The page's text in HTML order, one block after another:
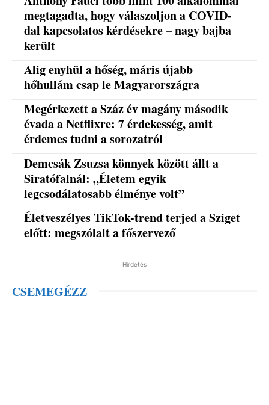
megtagadta, hogy válaszoljon a COVID-
dal kapcsolatos kérdésekre – nagy bajba
került
Alig enyhül a hőség, máris újabb
hőhullám csap le Magyarországra
Megérkezett a Száz év magány második
évada a Netflixre: 7 érdekesség, amit
érdemes tudni a sorozatról
Demcsák Zsuzsa könnyek között állt a
Siratófalnál: „Életem egyik
legcsodálatosabb élménye volt”
Életveszélyes TikTok-trend terjed a Sziget
előtt: megszólalt a főszervező
Hirdetés
CSEMEGÉZZ